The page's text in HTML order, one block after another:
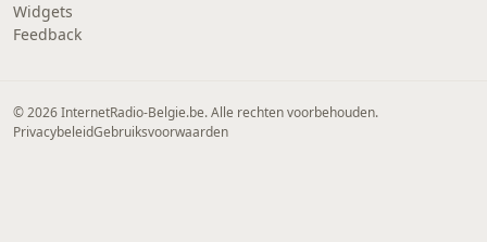
Widgets
Feedback
© 2026 InternetRadio-Belgie.be. Alle rechten voorbehouden.
PrivacybeleidGebruiksvoorwaarden